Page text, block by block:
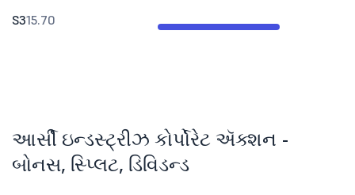
S315.70
આર્સી ઇન્ડસ્ટ્રીઝ કોર્પોરેટ ઍક્શન -
બોનસ, સ્પ્લિટ, ડિવિડન્ડ